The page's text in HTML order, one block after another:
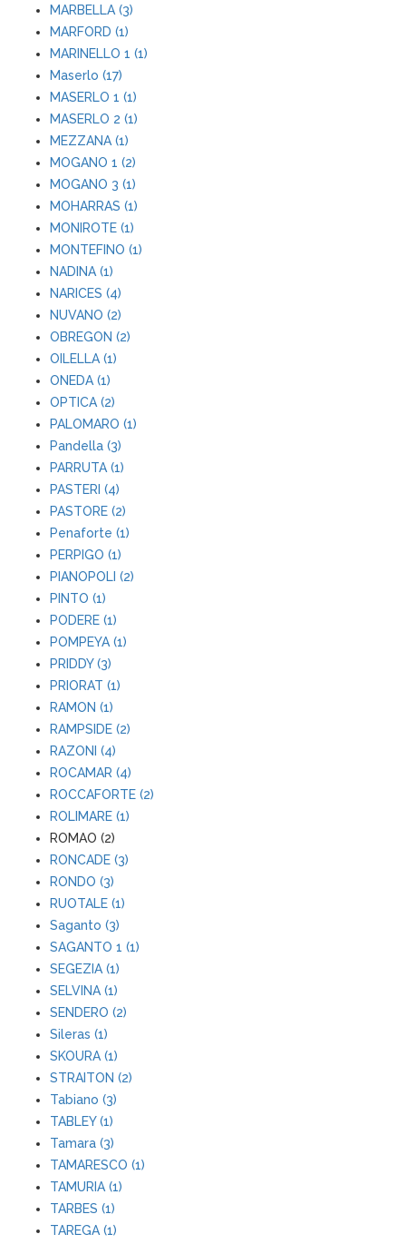
MARBELLA (3)
MARFORD (1)
MARINELLO 1 (1)
Maserlo (17)
MASERLO 1 (1)
MASERLO 2 (1)
MEZZANA (1)
MOGANO 1 (2)
MOGANO 3 (1)
MOHARRAS (1)
MONIROTE (1)
MONTEFINO (1)
NADINA (1)
NARICES (4)
NUVANO (2)
OBREGON (2)
OILELLA (1)
ONEDA (1)
OPTICA (2)
PALOMARO (1)
Pandella (3)
PARRUTA (1)
PASTERI (4)
PASTORE (2)
Penaforte (1)
PERPIGO (1)
PIANOPOLI (2)
PINTO (1)
PODERE (1)
POMPEYA (1)
PRIDDY (3)
PRIORAT (1)
RAMON (1)
RAMPSIDE (2)
RAZONI (4)
ROCAMAR (4)
ROCCAFORTE (2)
ROLIMARE (1)
ROMAO (2)
RONCADE (3)
RONDO (3)
RUOTALE (1)
Saganto (3)
SAGANTO 1 (1)
SEGEZIA (1)
SELVINA (1)
SENDERO (2)
Sileras (1)
SKOURA (1)
STRAITON (2)
Tabiano (3)
TABLEY (1)
Tamara (3)
TAMARESCO (1)
TAMURIA (1)
TARBES (1)
TAREGA (1)